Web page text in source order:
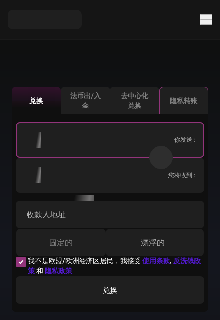
兑换
法币出/入
金
去中心化
兑换
隐私转账
你发送：
您将收到：
收款人地址
我不是欧盟/欧洲经济区居民，我接受 使用条款, 反洗钱政
策和 隐私政策
固定的 漂浮的
兑换